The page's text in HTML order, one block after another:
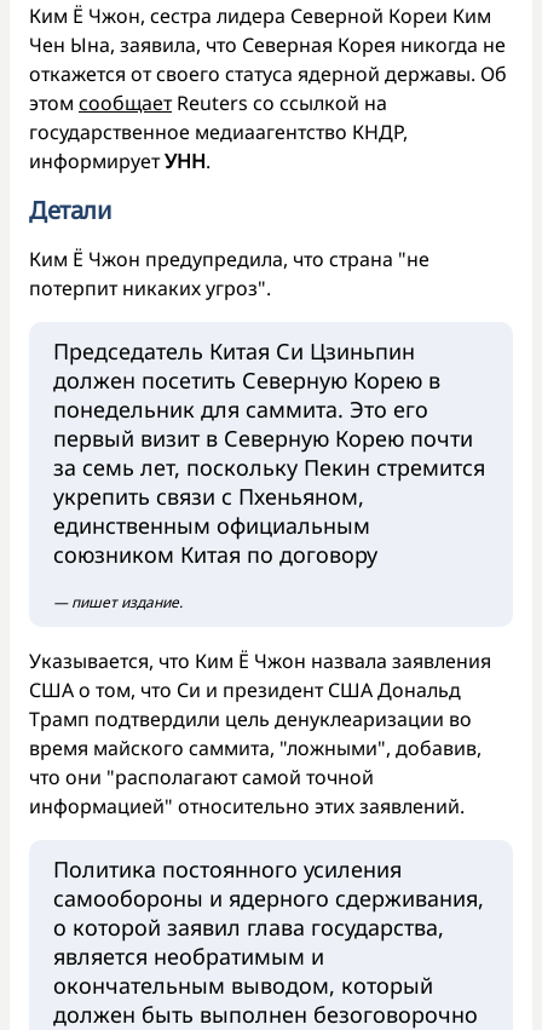
Ким Ё Чжон, сестра лидера Северной Кореи Ким
Чен Ына, заявила, что Северная Корея никогда не
откажется от своего статуса ядерной державы. Об
этом сообщаетReuters со ссылкой на
государственное медиаагентство КНДР,
информируетУНН.
Детали
Ким Ё Чжон предупредила, что страна "не
потерпит никаких угроз".
Председатель Китая Си Цзиньпин
должен посетить Северную Корею в
понедельник для саммита. Это его
первый визит в Северную Корею почти
за семь лет, поскольку Пекин стремится
укрепить связи с Пхеньяном,
единственным официальным
союзником Китая по договору
— пишет издание.
Указывается, что Ким Ё Чжон назвала заявления
США о том, что Си и президент США Дональд
Трамп подтвердили цель денуклеаризации во
время майского саммита, "ложными", добавив,
что они "располагают самой точной
информацией" относительно этих заявлений.
Политика постоянного усиления
самообороны и ядерного сдерживания,
о которой заявил глава государства,
является необратимым и
окончательным выводом, который
должен быть выполнен безоговорочно